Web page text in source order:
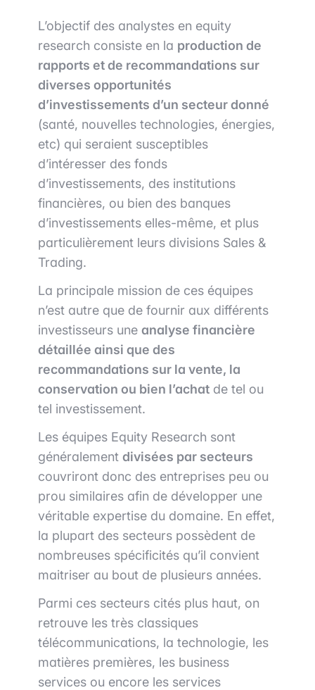
L’objectif des analystes en equity
research consiste en la production de
rapports et de recommandations sur
diverses opportunités
d’investissements d’un secteur donné
(santé, nouvelles technologies, énergies,
etc) qui seraient susceptibles
d’intéresser des fonds
d’investissements, des institutions
financières, ou bien des banques
d’investissements elles-même, et plus
particulièrement leurs divisions Sales &
Trading.
La principale mission de ces équipes
n’est autre que de fournir aux différents
investisseurs une analyse financière
détaillée ainsi que des
recommandations sur la vente, la
conservation ou bien l’achat de tel ou
tel investissement.
Les équipes Equity Research sont
généralement divisées par secteurs
couvriront donc des entreprises peu ou
prou similaires afin de développer une
véritable expertise du domaine. En effet,
la plupart des secteurs possèdent de
nombreuses spécificités qu’il convient
maitriser au bout de plusieurs années.
Parmi ces secteurs cités plus haut, on
retrouve les très classiques
télécommunications, la technologie, les
matières premières, les business
services ou encore les services